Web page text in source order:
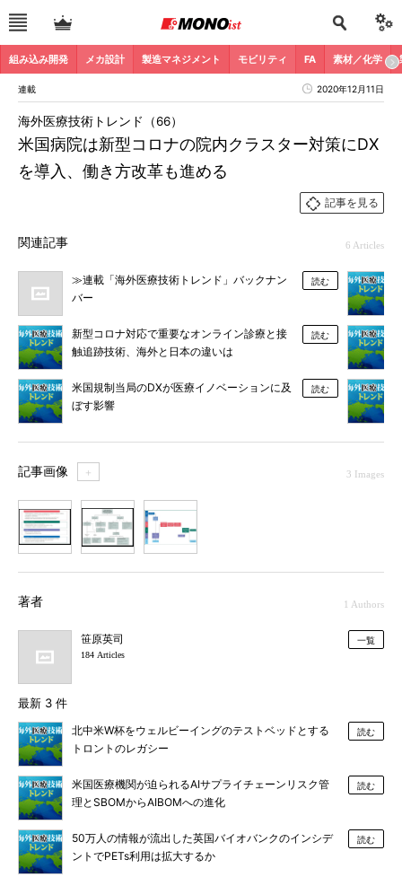
組み込み開発 メカ設計 製造マネジメント モビリティ FA 素材／化学
連載 2020年12月11日
米国病院は新型コロナの院内クラスター対策にDX
を導入、働き方改革も進める
海外医療技術トレンド（66）
記事を見る
関連記事 6 Articles
≫連載「海外医療技術トレンド」バックナン
バー
読む
新型コロナ対応で重要なオンライン診療と接
触追跡技術、海外と日本の違いは
読む
米国規制当局のDXが医療イノベーションに及
ぼす影響
読む
記事画像 ＋ 3 Images
著者 1 Authors
笹原英司
184 Articles
一覧
最新 3 件
北中米W杯をウェルビーイングのテストベッドとする
トロントのレガシー
読む
米国医療機関が迫られるAIサプライチェーンリスク管
理とSBOMからAIBOMへの進化
読む
50万人の情報が流出した英国バイオバンクのインシデ
ントでPETs利用は拡大するか
読む